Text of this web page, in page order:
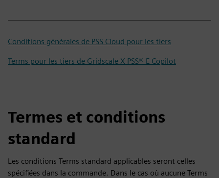
Conditions générales de PSS Cloud pour les tiers
Terms pour les tiers de Gridscale X PSS® E Copilot
Termes et conditions
standard
Les conditions Terms standard applicables seront celles
spécifiées dans la commande. Dans le cas où aucune Terms